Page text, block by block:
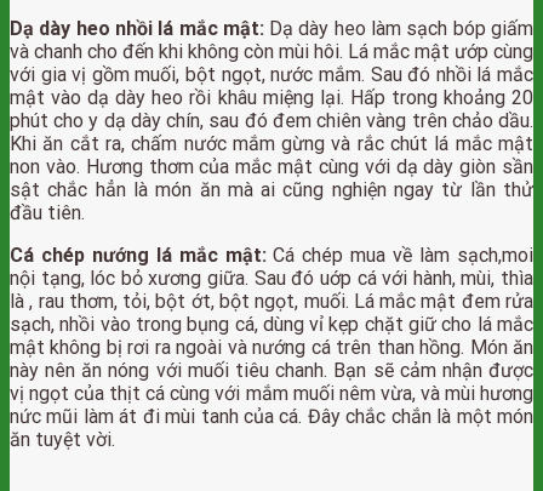
Dạ dày heo nhồi lá mắc mật: Dạ dày heo làm sạch bóp giấm
và chanh cho đến khi không còn mùi hôi. Lá mắc mật ướp cùng
với gia vị gồm muối, bột ngọt, nước mắm. Sau đó nhồi lá mắc
mật vào dạ dày heo rồi khâu miệng lại. Hấp trong khoảng 20
phút cho y dạ dày chín, sau đó đem chiên vàng trên chảo dầu.
Khi ăn cắt ra, chấm nước mắm gừng và rắc chút lá mắc mật
non vào. Hương thơm của mắc mật cùng với dạ dày giòn sần
sật chắc hẳn là món ăn mà ai cũng nghiện ngay từ lần thử
đầu tiên.
Cá chép nướng lá mắc mật: Cá chép mua về làm sạch,moi
nội tạng, lóc bỏ xương giữa. Sau đó uớp cá với hành, mùi, thìa
là , rau thơm, tỏi, bột ớt, bột ngọt, muối. Lá mắc mật đem rửa
sạch, nhồi vào trong bụng cá, dùng vỉ kẹp chặt giữ cho lá mắc
mật không bị rơi ra ngoài và nướng cá trên than hồng. Món ăn
này nên ăn nóng với muối tiêu chanh. Bạn sẽ cảm nhận được
vị ngọt của thịt cá cùng với mắm muối nêm vừa, và mùi hương
nức mũi làm át đi mùi tanh của cá. Đây chắc chắn là một món
ăn tuyệt vời.